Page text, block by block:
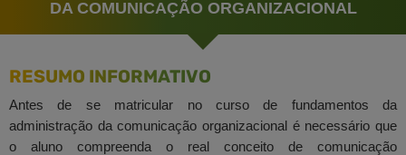
DA COMUNICAÇÃO ORGANIZACIONAL
RESUMO INFORMATIVO
Antes de se matricular no curso de fundamentos da
administração da comunicação organizacional é necessário que
o aluno compreenda o real conceito de comunicação